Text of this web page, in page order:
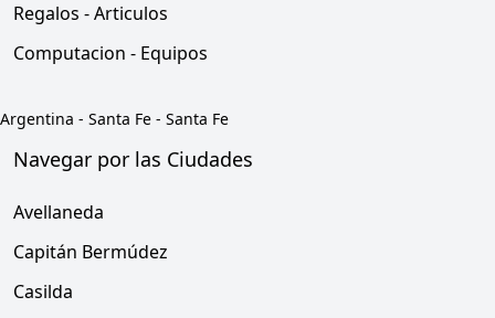
Regalos - Articulos
Computacion - Equipos
Argentina - Santa Fe - Santa Fe
Navegar por las Ciudades
Avellaneda
Capitán Bermúdez
Casilda